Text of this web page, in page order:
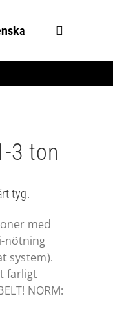
3 ton
tyg.
med
nötning
system).
farligt
NORM: